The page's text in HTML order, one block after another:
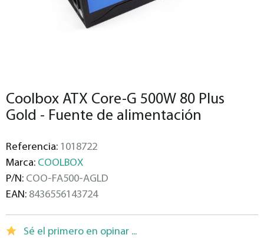
Coolbox ATX Core-G 500W 80 Plus
Gold - Fuente de alimentación
Referencia: 1018722
Marca: COOLBOX
P/N: COO-FA500-AGLD
EAN: 8436556143724
Sé el primero en opinar ...